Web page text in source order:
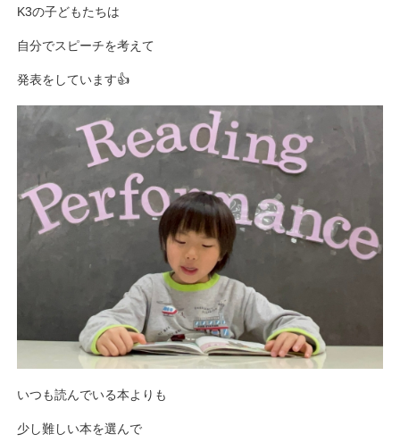
K3の子どもたちは
自分でスピーチを考えて
発表をしています👍
いつも読んでいる本よりも
少し難しい本を選んで